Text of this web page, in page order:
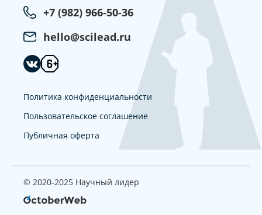
+7 (982) 966-50-36
hello@scilead.ru
Политика конфиденциальности
Пользовательское соглашение
Публичная оферта
© 2020-2025 Научный лидер